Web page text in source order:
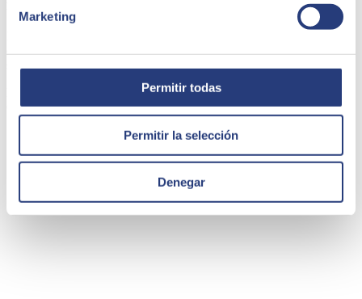
Marketing
Permitir todas
Permitir la selección
Denegar
sistemas digitales para ejecutar procesos de negocio.
Consultor técnico SAP